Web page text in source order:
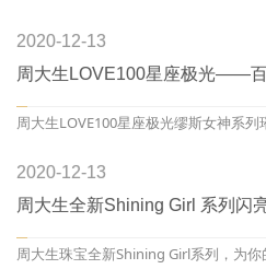
2020-12-13
周大生LOVE100星座极光——
周大生LOVE100星座极光缪斯女神系列
2020-12-13
周大生全新Shining Girl 系列闪
周大生珠宝全新Shining Girl系列，为